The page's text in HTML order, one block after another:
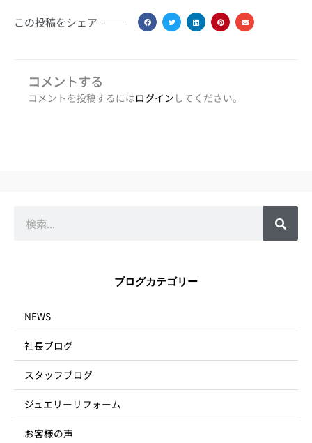
この投稿をシェア
コメントする
コメントを投稿するにはログイン してください。
ブログカテゴリー
NEWS
社長ブログ
スタッフブログ
ジュエリーリフォーム
お客様の声